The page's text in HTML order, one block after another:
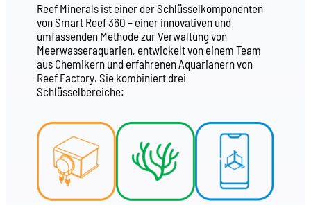
Reef Minerals ist einer der Schlüsselkomponenten
von Smart Reef 360 – einer innovativen und
umfassenden Methode zur Verwaltung von
Meerwasseraquarien, entwickelt von einem Team
aus Chemikern und erfahrenen Aquarianern von
Reef Factory. Sie kombiniert drei
Schlüsselbereiche: